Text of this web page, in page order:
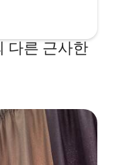
다른 근사한